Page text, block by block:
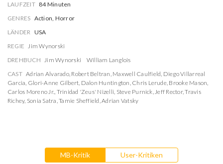
LAUFZEIT 84 Minuten
GENRES Action, Horror
LÄNDER USA
REGIE Jim Wynorski
DREHBUCH Jim Wynorski
William Langlois
CAST Adrian Alvarado, Robert Beltran, Maxwell Caulfield, Diego Villarreal
Garcia, Glori-Anne Gilbert, Dalon Huntington, Chris Lerude, Brooke Mason,
Carlos Moreno Jr., Trinidad 'Zeus' Nizelli, Steve Purnick,Jeff Rector,Travis
Richey, Sonia Satra,Tamie Sheffield,Adrian Vatsky
MB-Kritik User-Kritiken